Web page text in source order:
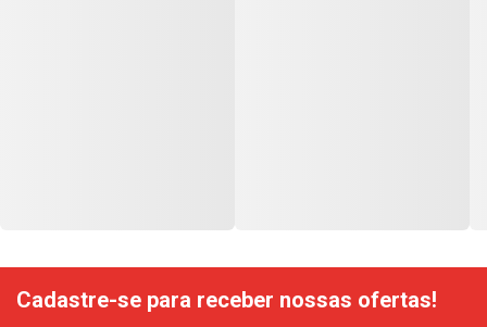
Cadastre-se para receber nossas ofertas!